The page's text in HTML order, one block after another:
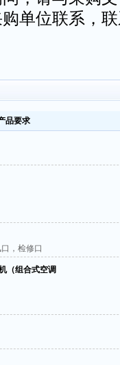
单位联系，
品要求
，检修口
（组合式空调